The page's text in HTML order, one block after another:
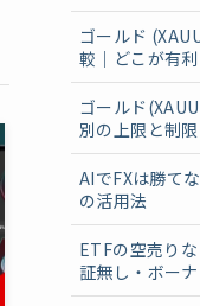
ゴールド
較｜どこが有利
ゴールド
別の上限と制限
AIでFXは勝て
の活用法
ETFの空売り
証無し・ボー